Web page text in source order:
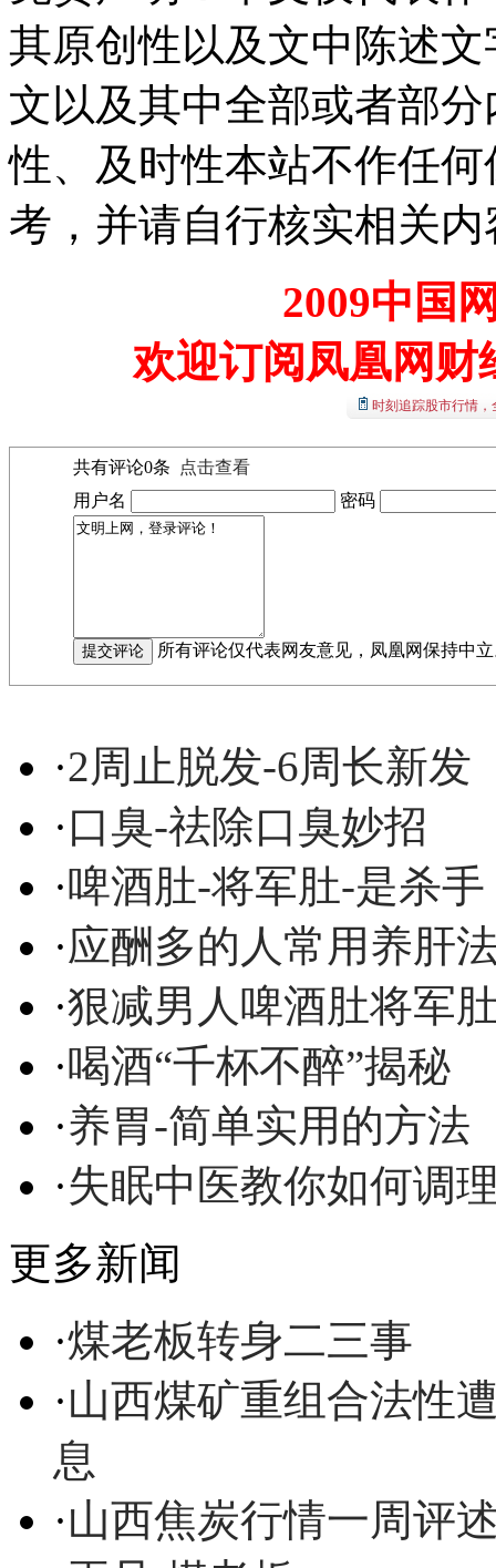
其原创性以及文中陈述
文以及其中全部或者部
性、及时性本站不作任
考，并请自行核实相关内
2009中国
欢迎订阅凤凰网财
时刻追踪股市行情
共有评论0条
点击查看
用户名
密码
所有评论仅代表网友意见，凤凰网保持中
·2周止脱发-6周长新发
·口臭-祛除口臭妙招
·啤酒肚-将军肚-是杀手
·应酬多的人常用养肝
·狠减男人啤酒肚将军
·喝酒“千杯不醉”揭秘
·养胃-简单实用的方法
·失眠中医教你如何调
更多新闻
·煤老板转身二三事
·山西煤矿重组合法性
息
·山西焦炭行情一周评